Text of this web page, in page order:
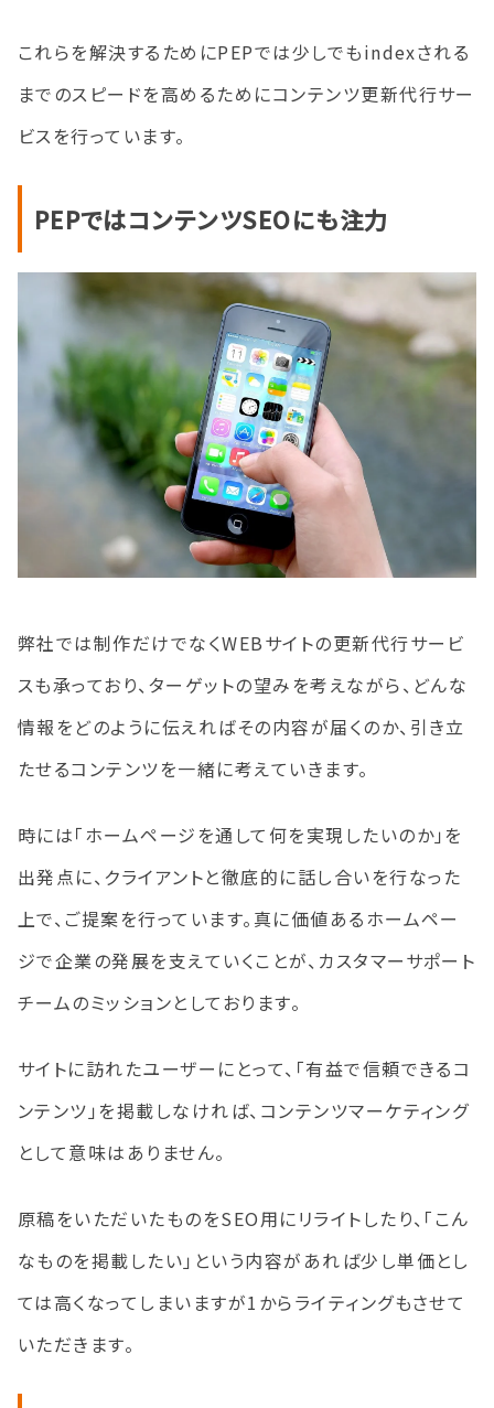
これらを解決するためにPEPでは少しでもindexされる
までのスピードを高めるためにコンテンツ更新代行サー
ビスを行っています。
PEPではコンテンツSEOにも注力
弊社では制作だけでなくWEBサイトの更新代行サービ
スも承っており、ターゲットの望みを考えながら、どんな
情報をどのように伝えればその内容が届くのか、引き立
たせるコンテンツを一緒に考えていきます。
時には「ホームページを通して何を実現したいのか」を
出発点に、クライアントと徹底的に話し合いを行なった
上で、ご提案を行っています。真に価値あるホームペー
ジで企業の発展を支えていくことが、カスタマーサポート
チームのミッションとしております。
サイトに訪れたユーザーにとって、「有益で信頼できるコ
ンテンツ」を掲載しなければ、コンテンツマーケティング
として意味はありません。
原稿をいただいたものをSEO用にリライトしたり、「こん
なものを掲載したい」という内容があれば少し単価とし
ては高くなってしまいますが1からライティングもさせて
いただきます。